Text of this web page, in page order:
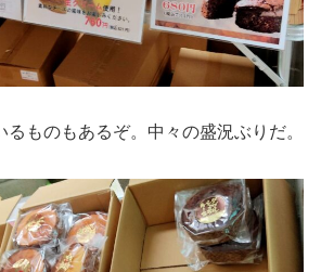
ものもあるぞ。中々の盛況ぶりだ。